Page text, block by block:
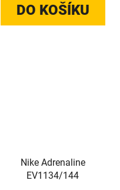
DO KOŠÍKU
Nike Adrenaline
EV1134/144